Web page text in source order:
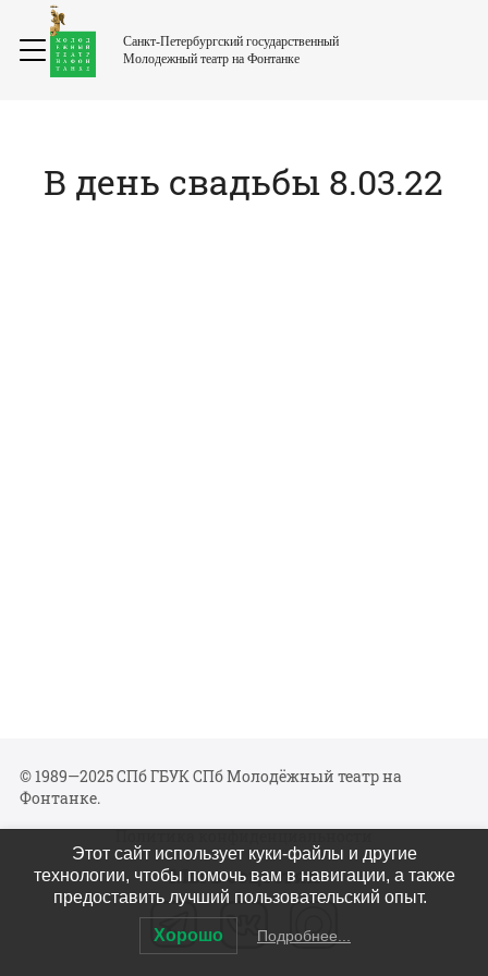
Санкт-Петербургский государственный
Молодежный театр на Фонтанке
В день свадьбы 8.03.22
© 1989—2025 СПб ГБУК СПб Молодёжный театр на
Фонтанке.
Политика конфиденциальности
Мы в соцсетях
Этот сайт использует куки-файлы и другие
технологии, чтобы помочь вам в навигации, а также
предоставить лучший пользовательский опыт.
Хорошо Подробнее...